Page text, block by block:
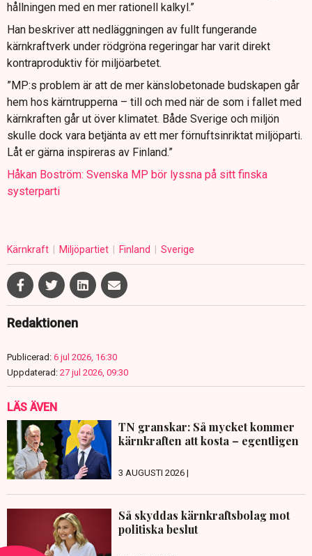
hållningen med en mer rationell kalkyl.”
Han beskriver att nedläggningen av fullt fungerande
kärnkraftverk under rödgröna regeringar har varit direkt
kontraproduktiv för miljöarbetet.
”MP:s problem är att de mer känslobetonade budskapen går
hem hos kärntrupperna – till och med när de som i fallet med
kärnkraften går ut över klimatet. Både Sverige och miljön
skulle dock vara betjänta av ett mer förnuftsinriktat miljöparti.
Låt er gärna inspireras av Finland.”
Håkan Boström: Svenska MP bör lyssna på sitt finska
systerparti
Kärnkraft Miljöpartiet Finland Sverige
Redaktionen
Publicerad: 6 jul 2026, 16:30
Uppdaterad: 27 jul 2026, 09:30
LÄS ÄVEN
TN granskar: Så mycket kommer
kärnkraften att kosta – egentligen
3 AUGUSTI 2026 |
Så skyddas kärnkraftsbolag mot
politiska beslut